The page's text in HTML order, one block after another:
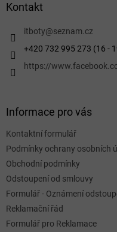
Kontakt
itboty@seznam.cz
+420 732 995 273 (16 -
https://
Informace pro vás
Kontaktní formulář
Podmínky ochrany osobních
Obchodní podmínky
Odstoupení od smlouvy
Formulář - Oznámení
Reklamační řád
Formulář pro Reklamace